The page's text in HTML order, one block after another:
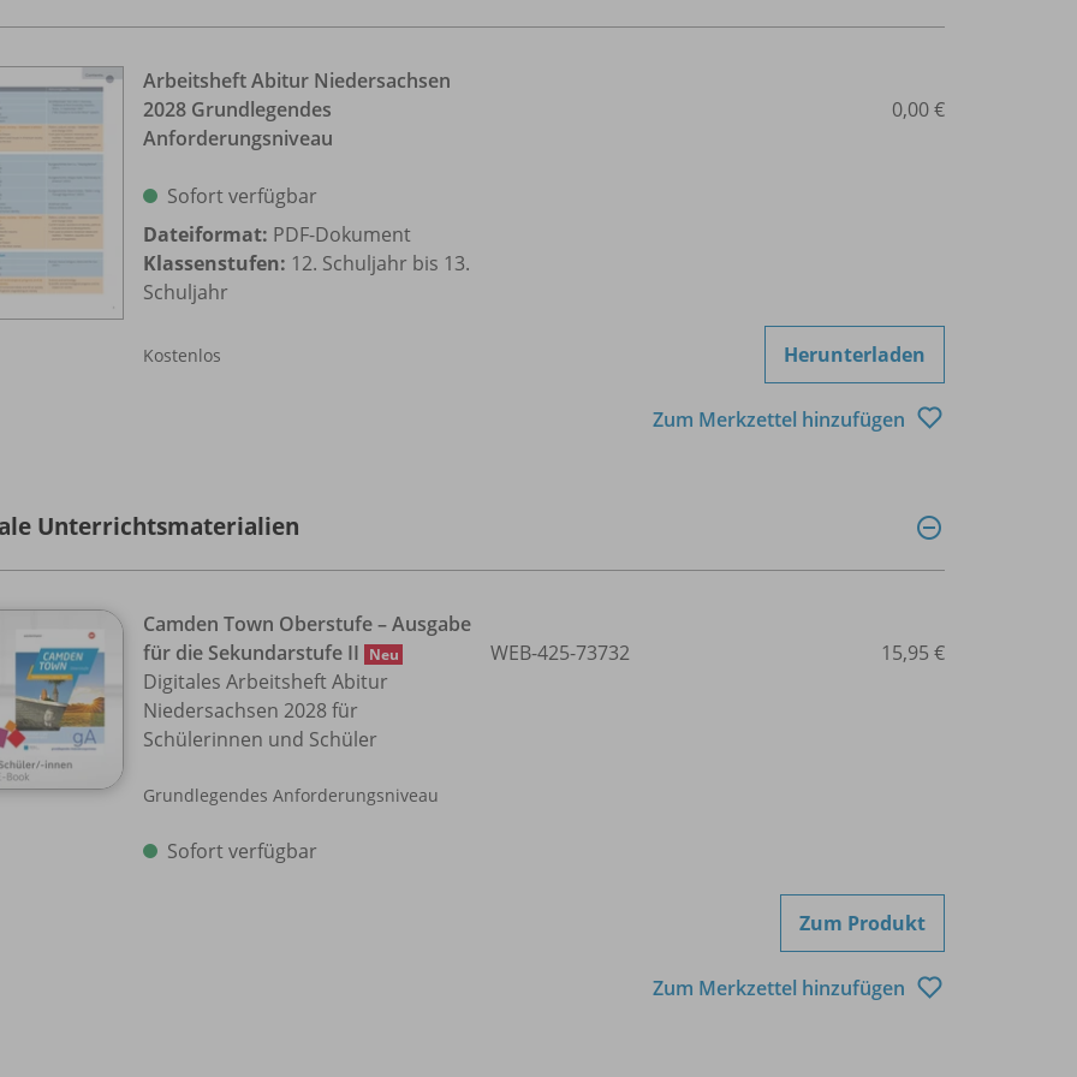
Arbeitsheft Abitur Niedersachsen
2028 Grundlegendes
Anforderungsniveau
Sofort verfügbar
Dateiformat: PDF-Dokument
Klassenstufen: 12. Schuljahr bis 13.
Schuljahr
Kostenlos
0,00 €
Herunterladen
Zum Merkzettel hinzufügen
Unterrichtsmaterialien
Camden Town Oberstufe – Ausgabe
für die Sekundarstufe II Neu
Digitales Arbeitsheft Abitur
Niedersachsen 2028 für
Schülerinnen und Schüler
Grundlegendes Anforderungsniveau
Sofort verfügbar
WEB-425-73732 15,95 €
Zum Produkt
Zum Merkzettel hinzufügen